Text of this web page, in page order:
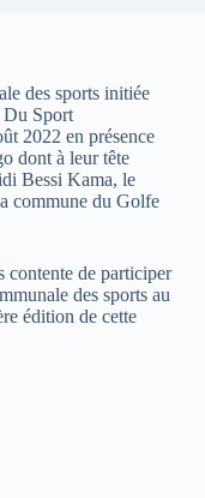
des sports initiée
Du Sport
2022 en présence
dont à leur tête
Bessi Kama, le
commune du Golfe
contente de participer
des sports au
édition de cette